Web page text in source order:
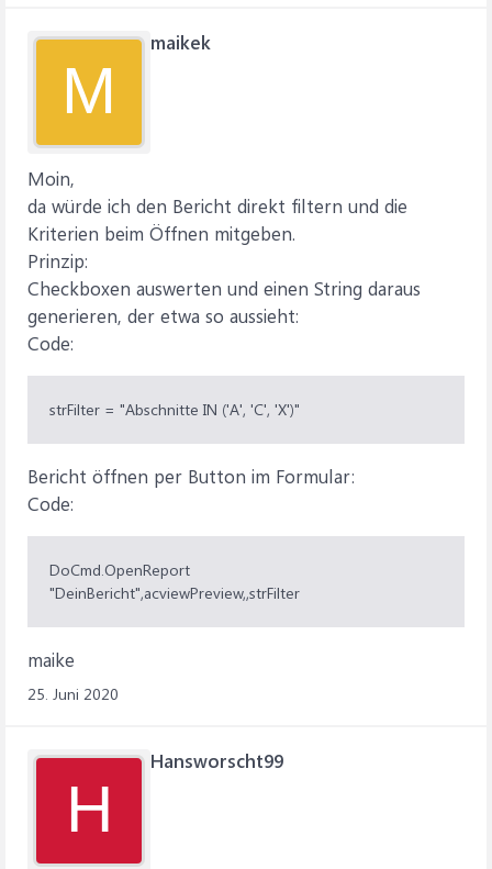
M
maikek
Moin,
da würde ich den Bericht direkt filtern und die
Kriterien beim Öffnen mitgeben.
Prinzip:
Checkboxen auswerten und einen String daraus
generieren, der etwa so aussieht:
Code:
strFilter = "Abschnitte IN ('A', 'C', 'X')"
Bericht öffnen per Button im Formular:
Code:
DoCmd.OpenReport
"DeinBericht",acviewPreview,,strFilter
maike
25. Juni 2020
H
Hansworscht99